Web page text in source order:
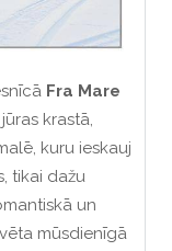
Fra Mare
krastā,
kuru ieskauj
tikai dažu
un
mūsdienīgā